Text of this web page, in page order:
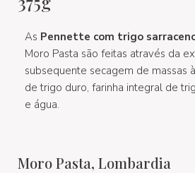
As Pennette com trigo
Moro Pasta são feitas através da
subsequente secagem de massas
de trigo duro, farinha integral de
e água.
Moro Pasta, Lombardia